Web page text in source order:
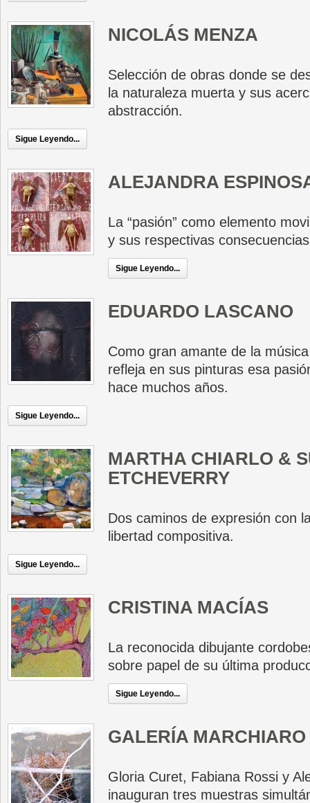
NICOLÁS MENZA
Selección de obras donde se
la naturaleza muerta y sus
abstracción.
Sigue Leyendo...
ALEJANDRA
La “pasión” como elemento
y sus respectivas
Sigue Leyendo...
EDUARDO LASCANO
Como gran amante de la
refleja en sus pinturas esa
hace muchos años.
Sigue Leyendo...
MARTHA CHIARLO &
ETCHEVERRY
Dos caminos de expresión con
libertad compositiva.
Sigue Leyendo...
CRISTINA MACÍAS
La reconocida dibujante
sobre papel de su última
Sigue Leyendo...
GALERÍA MARCHIARO
Gloria Curet, Fabiana Rossi y
inauguran tres muestras